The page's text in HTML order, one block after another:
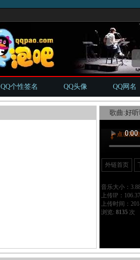
QQ个性签名 QQ头像 QQ网名
歌曲:好
外链首页
音乐大小：
上传IP：
上传时间：
浏览: 8135次